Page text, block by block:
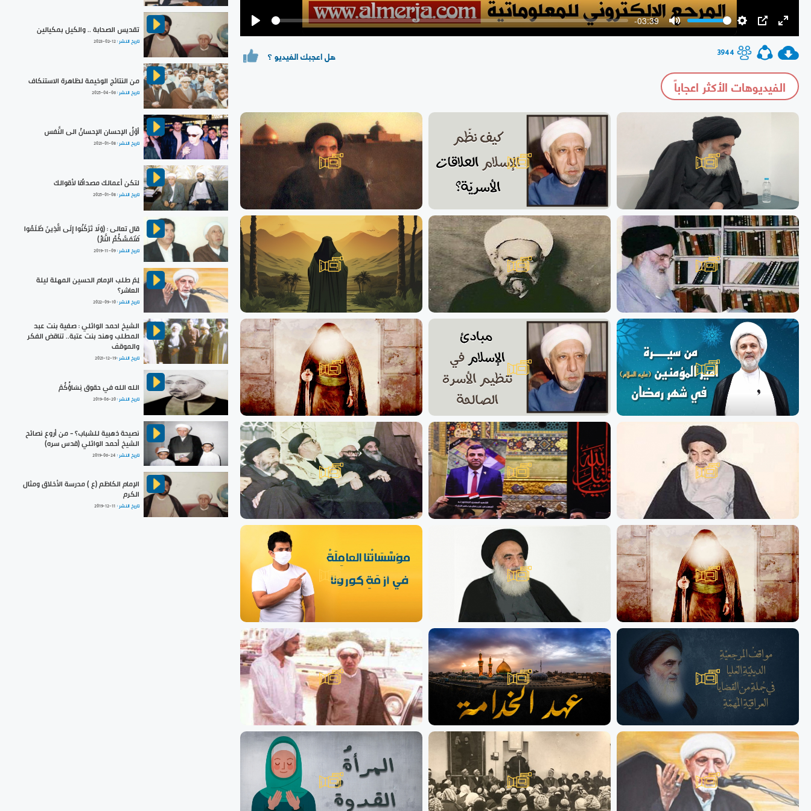
-03:39
3944 هل اعجبك الفيديو ؟
الفيديوهات الأكثر اعجاباً
تقديس الصحابة .. والكيل بمكيالين
تاريخ النشر :2023-02-12
من النتائج الوخيمة لظاهرة الاستنكاف
تاريخ النشر :2025-04-06
أوّلُ الإحسان الإحسانُ الى النَّفس
تاريخ النشر :2021-01-08
لتكن أعمالك مصداقًا لأقوالك
تاريخ النشر :2025-01-08
قال تعالى : (وَلَا تَرْكَنُوا إِلَى الَّذِينَ ظَلَمُوا
فَتَمَسَّكُمُ النَّارُ)
تاريخ النشر :2019-11-09
لِمَ طلب الإمام الحسين المهلة ليلة
العاشر؟
تاريخ النشر :2022-09-10
الشيخ احمد الوائلي : صفية بنت عبد
المطلب وهند بنت عتبة.. تناقض الفكر
والموقف
تاريخ النشر :2021-12-19
الله الله في حقوق نِسَاؤُكُمْ
تاريخ النشر :2019-06-20
نصيحة ذهبية للشباب؟ - من أروع نصائح
الشيخ أحمد الوائلي (قدس سره)
تاريخ النشر : 2019-06-24
الإمام الكاظم (ع ) مدرسة الأخلاق ومثال
الكرم
تاريخ النشر : 2019-12-11